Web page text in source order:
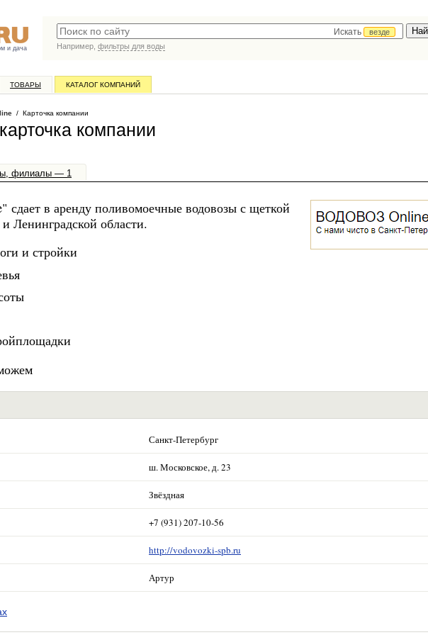
и дача
Искать
везде
Например, фильтры для воды
ТОВАРЫ КАТАЛОГ КОМПАНИЙ
/ Карточка компании
компании
филиалы — 1
в аренду поливомоечные водовозы с щеткой
Ленинградской области.
и стройки
Санкт-Петербург
ш. Московское, д. 23
Звёздная
+7 (931) 207-10-56
http://vodovozki-spb.ru
Артур